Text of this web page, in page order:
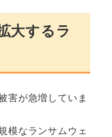
大するラ
害が急増していま
模なランサムウェ